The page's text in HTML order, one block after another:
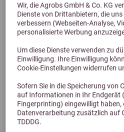
Wir, die Agrobs GmbH & Co. KG
Dienste von Drittanbietern, die
verbessern (Webseiten-Analyse,
personalisierte Werbung
Um diese Dienste verwenden zu
Einwilligung. Ihre Einwilligung
Cookie-Einstellungen widerrufen
Sofern Sie in die Speicherung von
auf Informationen in Ihr Endgerät
Fingerprinting) eingewilligt haben,
Datenverarbeitung zusätzlich auf
TDDDG.
Alternative